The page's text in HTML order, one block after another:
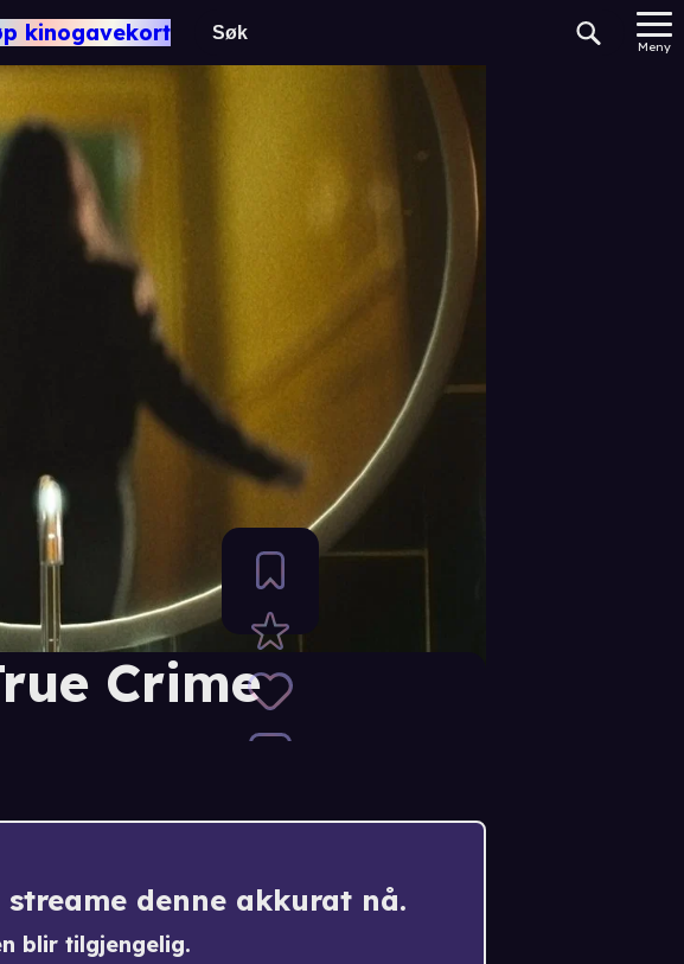
kinogavekort
Meny
Crime
denne akkurat nå.
blir tilgjengelig.